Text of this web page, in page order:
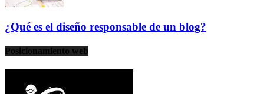
¿Qué es el diseño responsable de un blog?
Posicionamiento web